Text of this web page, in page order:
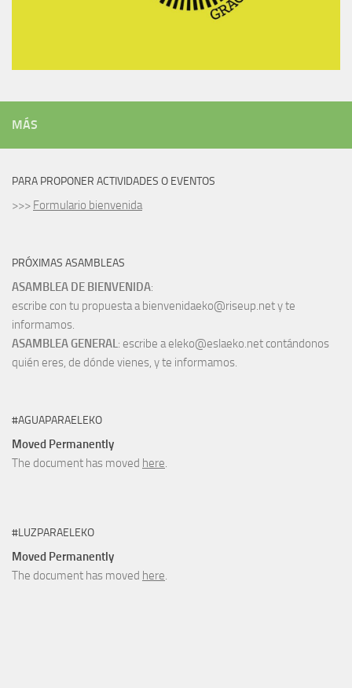
MÁS
PARA PROPONER ACTIVIDADES O EVENTOS
>>> Formulario bienvenida
PRÓXIMAS ASAMBLEAS
ASAMBLEA DE BIENVENIDA:
escribe con tu propuesta a bienvenidaeko@riseup.net y te
informamos.
ASAMBLEA GENERAL: escribe a eleko@eslaeko.net contándonos
quién eres, de dónde vienes, y te informamos.
#AGUAPARAELEKO
Moved Permanently
The document has moved here.
#LUZPARAELEKO
Moved Permanently
The document has moved here.